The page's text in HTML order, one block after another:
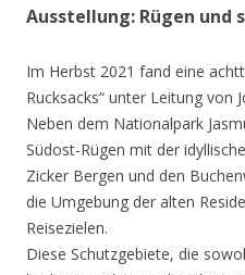
Ausstellung: Rügen und
Im Herbst 2021 fand eine
Rucksacks“ unter Leitung von
Neben dem Nationalpark
Südost-Rügen mit der
Zicker Bergen und den
die Umgebung der alten
Reisezielen.
Diese Schutzgebiete, die